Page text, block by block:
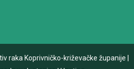
raka Koprivničko-križevačke županije